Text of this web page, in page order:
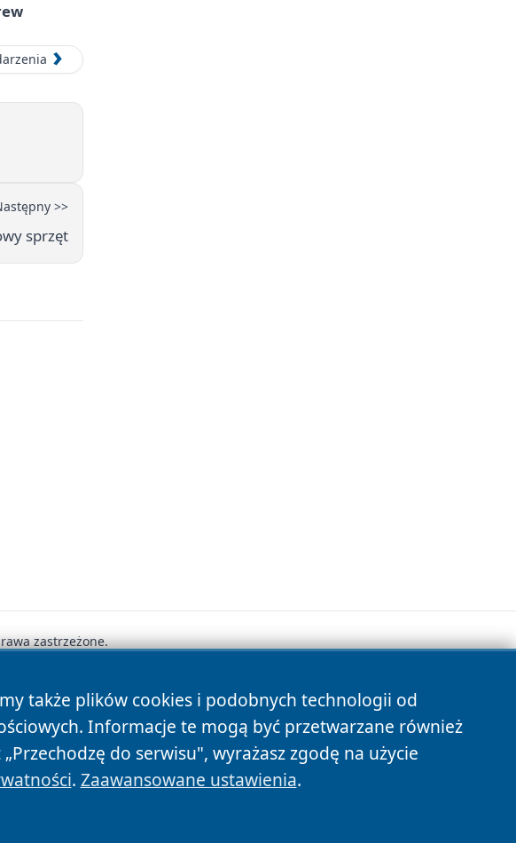
>>
sprzęt
także plików cookies i podobnych technologii od
Informacje te mogą być przetwarzane również
do serwisu", wyrażasz zgodę na użycie
. Zaawansowane ustawienia.
zastrzeżone.
Polityka Cookies